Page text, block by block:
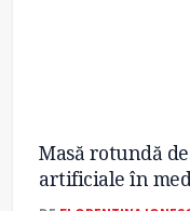
Masă rotundă
artificiale în